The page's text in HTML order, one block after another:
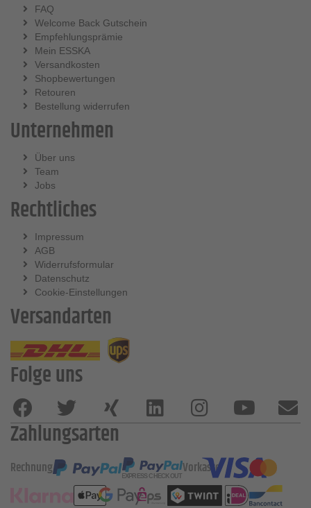
FAQ
Welcome Back Gutschein
Empfehlungsprämie
Mein ESSKA
Versandkosten
Shopbewertungen
Retouren
Bestellung widerrufen
Unternehmen
Über uns
Team
Jobs
Rechtliches
Impressum
AGB
Widerrufsformular
Datenschutz
Cookie-Einstellungen
Versandarten
Folge uns
Zahlungsarten
Rechnung Vorkasse